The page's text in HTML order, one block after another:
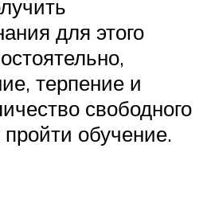
для этого
терпение и
свободного
обучение.